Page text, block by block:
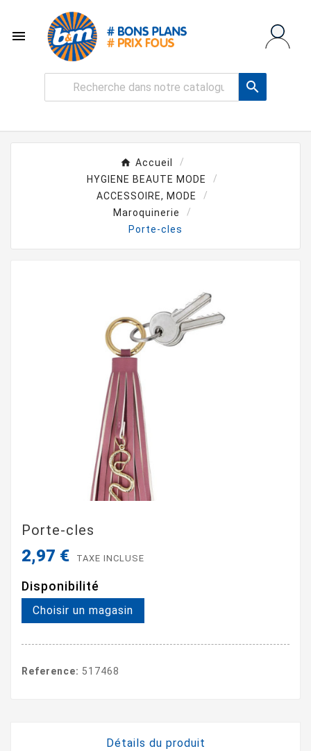


Accueil
HYGIENE BEAUTE MODE
ACCESSOIRE, MODE
Maroquinerie
Porte-cles
Porte-cles
2,97 € TAXE INCLUSE
Disponibilité
Choisir un magasin
Reference: 517468
Détails du produit